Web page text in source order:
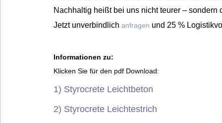
Nachhaltig heißt bei uns nicht teurer – sondern
Jetzt unverbindlichanfragen und 25 %
Informationen zu:
Klicken Sie für den pdf Download:
1) Styrocrete Leichtbeton
2) Styrocrete Leichtestrich